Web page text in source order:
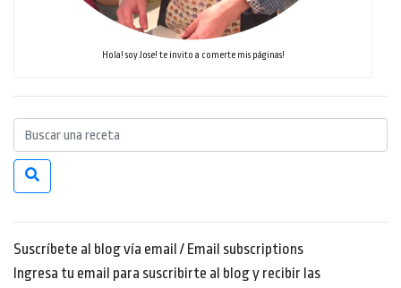
Hola! soy Jose! te invito a comerte mis páginas!
Suscríbete al blog vía email / Email subscriptions
Ingresa tu email para suscribirte al blog y recibir las